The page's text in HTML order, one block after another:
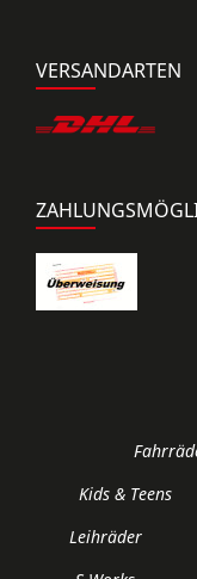
VERSANDARTEN
Kids & Teens
Leihräder